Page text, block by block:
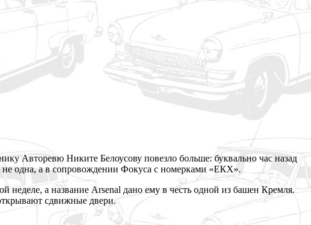
Авторевю Никите Белоусову повезло больше: буквально час назад
одна, а в сопровождении Фокуса с номерками «ЕКХ».
неделе, а название Arsenal дано ему в честь одной из башен Кремля.
сдвижные двери.